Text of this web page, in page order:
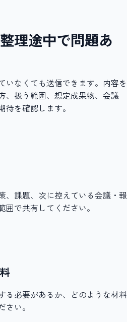
理途中で問題あ
いなくても送信できます。内容を
、扱う範囲、想定成果物、会議
を確認します。
、課題、次に控えている会議・報
で共有してください。
る必要があるか、どのような材料
い。